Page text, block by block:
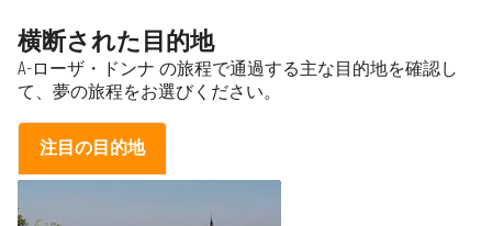
横断された目的地
A-ローザ・ドンナ の旅程で通過する主な目的地を確認し
て、夢の旅程をお選びください。
注目の目的地